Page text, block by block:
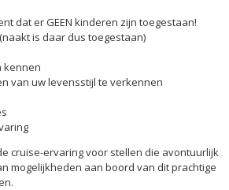
dat er GEEN kinderen zijn toegestaan!
is daar dus toegestaan)
kennen
van uw levensstijl te verkennen
cruise-ervaring voor stellen die avontuurlijk
mogelijkheden aan boord van dit prachtige